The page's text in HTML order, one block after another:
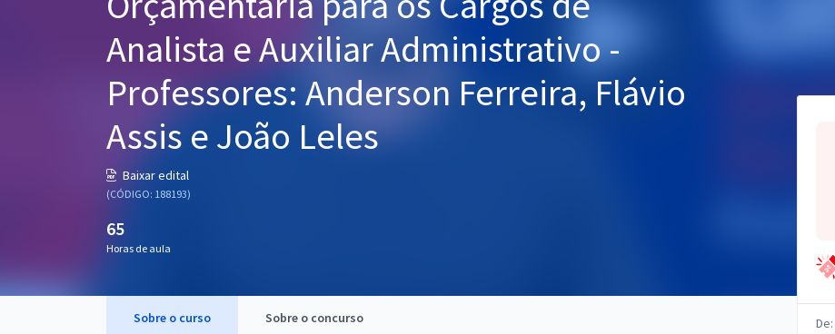
Questões grátis
Conteúdo gratuito
Aprovados
Analista e Auxiliar Administrativo -
Professores: Anderson Ferreira, Flávio
Assis e João Leles
Baixar edital
(CÓDIGO: 188193)
65
Horas de aula
Sobre o curso Sobre o concurso De: